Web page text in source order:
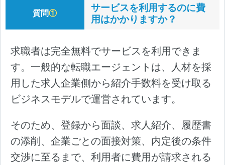
質問①
サービスを利用するのに費
用はかかりますか？
求職者は完全無料でサービスを利用できま
す。一般的な転職エージェントは、人材を採
用した求人企業側から紹介手数料を受け取る
ビジネスモデルで運営されています。
そのため、登録から面談、求人紹介、履歴書
の添削、企業ごとの面接対策、内定後の条件
交渉に至るまで、利用者に費用が請求される